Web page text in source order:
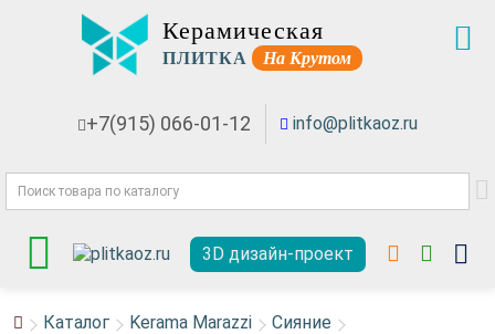
Керамическая
ПЛИТКА На Крутом
+7(915) 066-01-12 info@plitkaoz.ru
3D дизайн-проект
Каталог Kerama Marazzi Сияние